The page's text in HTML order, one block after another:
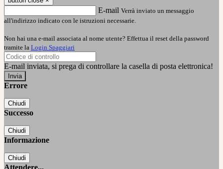
E-mail Verrà inviato un messaggio
all'indirizzo indicato con le istruzioni necessarie.
Non hai una e-mail associata al nome utente? Effettua il reset della password
tramite la Login Spaggiari
E-mail inviata, si prega di controllare la casella di posta elettronica!
Errore
Chiudi
Successo
Chiudi
Informazione
Chiudi